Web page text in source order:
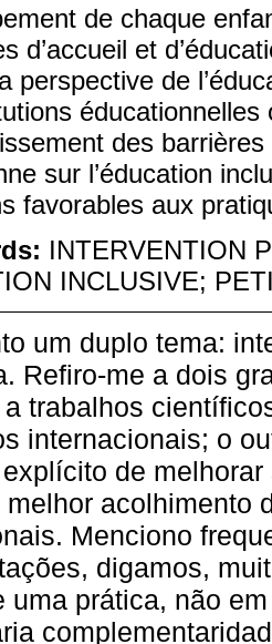
de chaque
d’accueil et
perspective de
des
sur l’éducation
favorables aux
INTERVENTION
INCLUSIVE;
um duplo tema:
Refiro-me a dois
trabalhos
internacionais; o
de
melhor acolhimento
Menciono
digamos,
uma prática, não